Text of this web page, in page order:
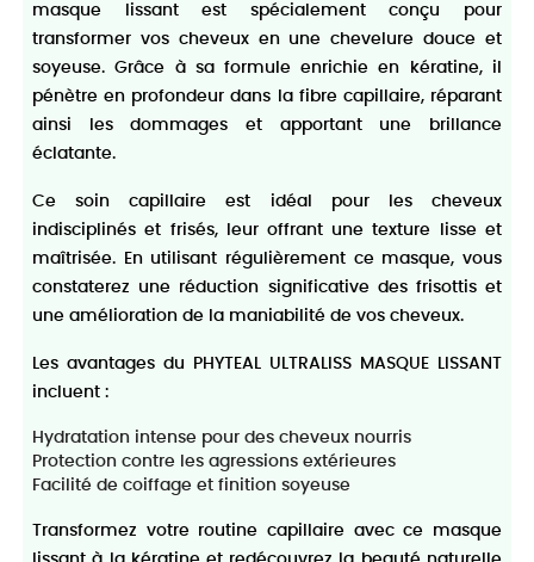
masque lissant est spécialement conçu pour
transformer vos cheveux en une chevelure douce et
soyeuse. Grâce à sa formule enrichie en kératine, il
pénètre en profondeur dans la fibre capillaire, réparant
ainsi les dommages et apportant une brillance
éclatante.
Ce soin capillaire est idéal pour les cheveux
indisciplinés et frisés, leur offrant une texture lisse et
maîtrisée. En utilisant régulièrement ce masque, vous
constaterez une réduction significative des frisottis et
une amélioration de la maniabilité de vos cheveux.
Les avantages du PHYTEAL ULTRALISS MASQUE LISSANT
incluent :
Hydratation intense pour des cheveux nourris
Protection contre les agressions extérieures
Facilité de coiffage et finition soyeuse
Transformez votre routine capillaire avec ce masque